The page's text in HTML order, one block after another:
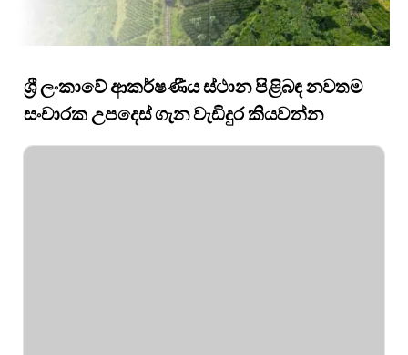
ශ්‍රී ලංකාවේ ආකර්ෂණීය ස්ථාන පිළිබඳ නවතම
සංචාරක උපදෙස් ගැන වැඩිදුර කියවන්න